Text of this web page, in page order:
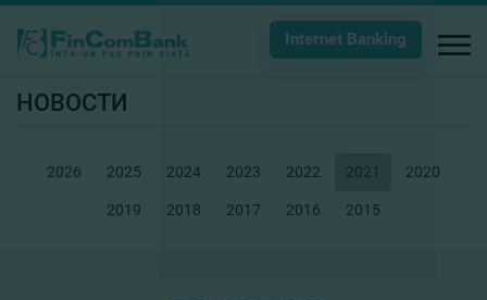
Internet Banking
НОВОСТИ
2026 2025 2024 2023 2022 2021 2020
2019 2018 2017 2016 2015